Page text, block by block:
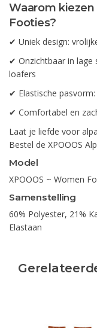
Waarom kiezen
Footies?
✔ Uniek design:
✔ Onzichtbaar in lage
loafers
✔ Elastische
✔ Comfortabel en
Laat je liefde voor
Bestel de XPOOOS
Model
XPOOOS ~ Women
Samenstelling
60% Polyester, 21%
Elastaan